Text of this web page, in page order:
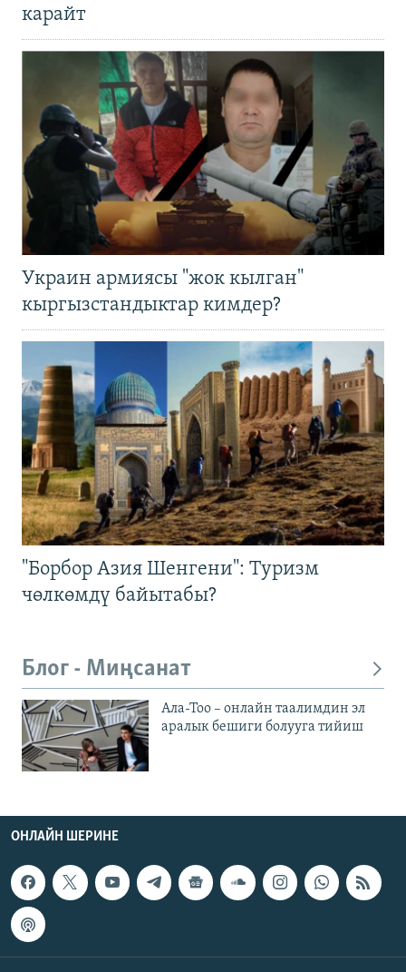
карайт
Украин армиясы "жок кылган"
кыргызстандыктар кимдер?
"Борбор Азия Шенгени": Туризм
чөлкөмдү байытабы?
Блог - Миңсанат
Ала-Тоо – онлайн таалимдин эл
аралык бешиги болууга тийиш
ОНЛАЙН ШЕРИНЕ